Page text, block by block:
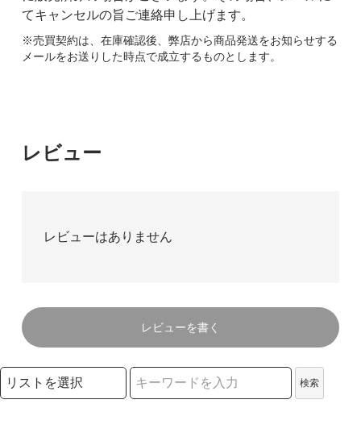
てキャンセルの旨ご連絡申し上げます。
※売買契約は、在庫確認後、弊店から商品発送をお知らせする
メールをお送りした時点で成立するものとします。
レビュー
レビューはありません
レビューを書く
検索リストの選択
検索